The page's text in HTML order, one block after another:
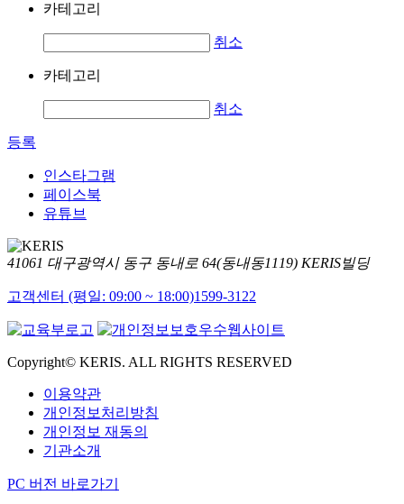
카테고리
취소
카테고리
취소
등록
인스타그램
페이스북
유튜브
41061 대구광역시 동구 동내로 64(동내동1119) KERIS빌딩
고객센터 (평일: 09:00 ~ 18:00)1599-3122
Copyright© KERIS. ALL RIGHTS RESERVED
이용약관
개인정보처리방침
개인정보 재동의
기관소개
PC 버전 바로가기